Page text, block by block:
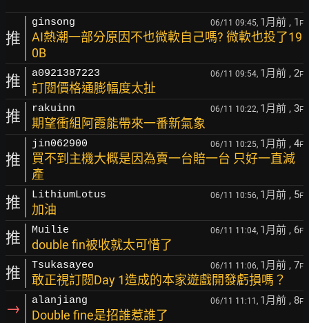
推
ginsong 06/11 09:45, 1月前 , 1 F
AI熱潮一部分原因不也微軟自己嗎? 微軟也投了19
0B
推 a0921387223 06/11 09:54, 1月前 , 2F
訂閱價格通膨幅度太扯
推 rakuinn 06/11 10:22, 1月前 , 3F
期望衝組阿霞能帶來一番新氣象
推
jin062900 06/11 10:25, 1月前 , 4F
買不到主機大概是因為賣一台賠一台 只好一直減
產
推 LithiumLotus 06/11 10:56, 1月前 , 5F
加油
推 Muilie 06/11 11:04, 1月前 , 6F
double fin被收就太可惜了
推 Tsukasayeo 06/11 11:06, 1月前 , 7F
敢正視訂閱Day 1造成的本家遊戲開發虧損嗎？
→ alanjiang 06/11 11:11, 1月前 , 8F
Double fine是招誰惹誰了